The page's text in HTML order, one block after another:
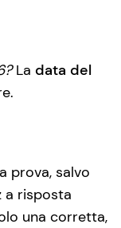
La data del
prova, salvo
a risposta
una corretta,